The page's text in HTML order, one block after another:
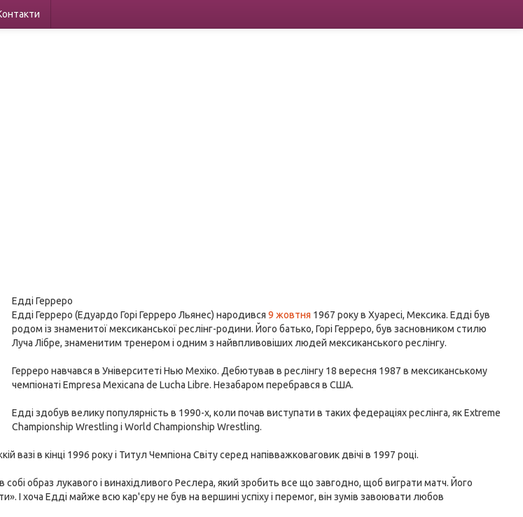
Едді Герреро
Едді Герреро (Едуардо Горі Герреро Льянес) народився9 жовтня 1967 року в Хуаресі, Мексика. Едді був
родом із знаменитої мексиканської реслінг-родини. Його батько, Горі Герреро, був засновником стилю
Луча Лібре, знаменитим тренером і одним з найвпливовіших людей мексиканського реслінгу.
Герреро навчався в Університеті Нью Мехіко. Дебютував в реслінгу 18 вересня 1987 в мексиканському
чемпіонаті Empresa Mexicana de Lucha Libre. Незабаром перебрався в США.
Едді здобув велику популярність в 1990-х, коли почав виступати в таких федераціях реслінга, як Extreme
Championship Wrestling і World Championship Wrestling.
вазі в кінці 1996 року і Титул Чемпіона Світу серед напівважковаговик двічі в 1997 році.
собі образ лукавого і винахідливого Реслера, який зробить все що завгодно, щоб виграти матч. Його
І хоча Едді майже всю кар'єру не був на вершині успіху і перемог, він зумів завоювати любов